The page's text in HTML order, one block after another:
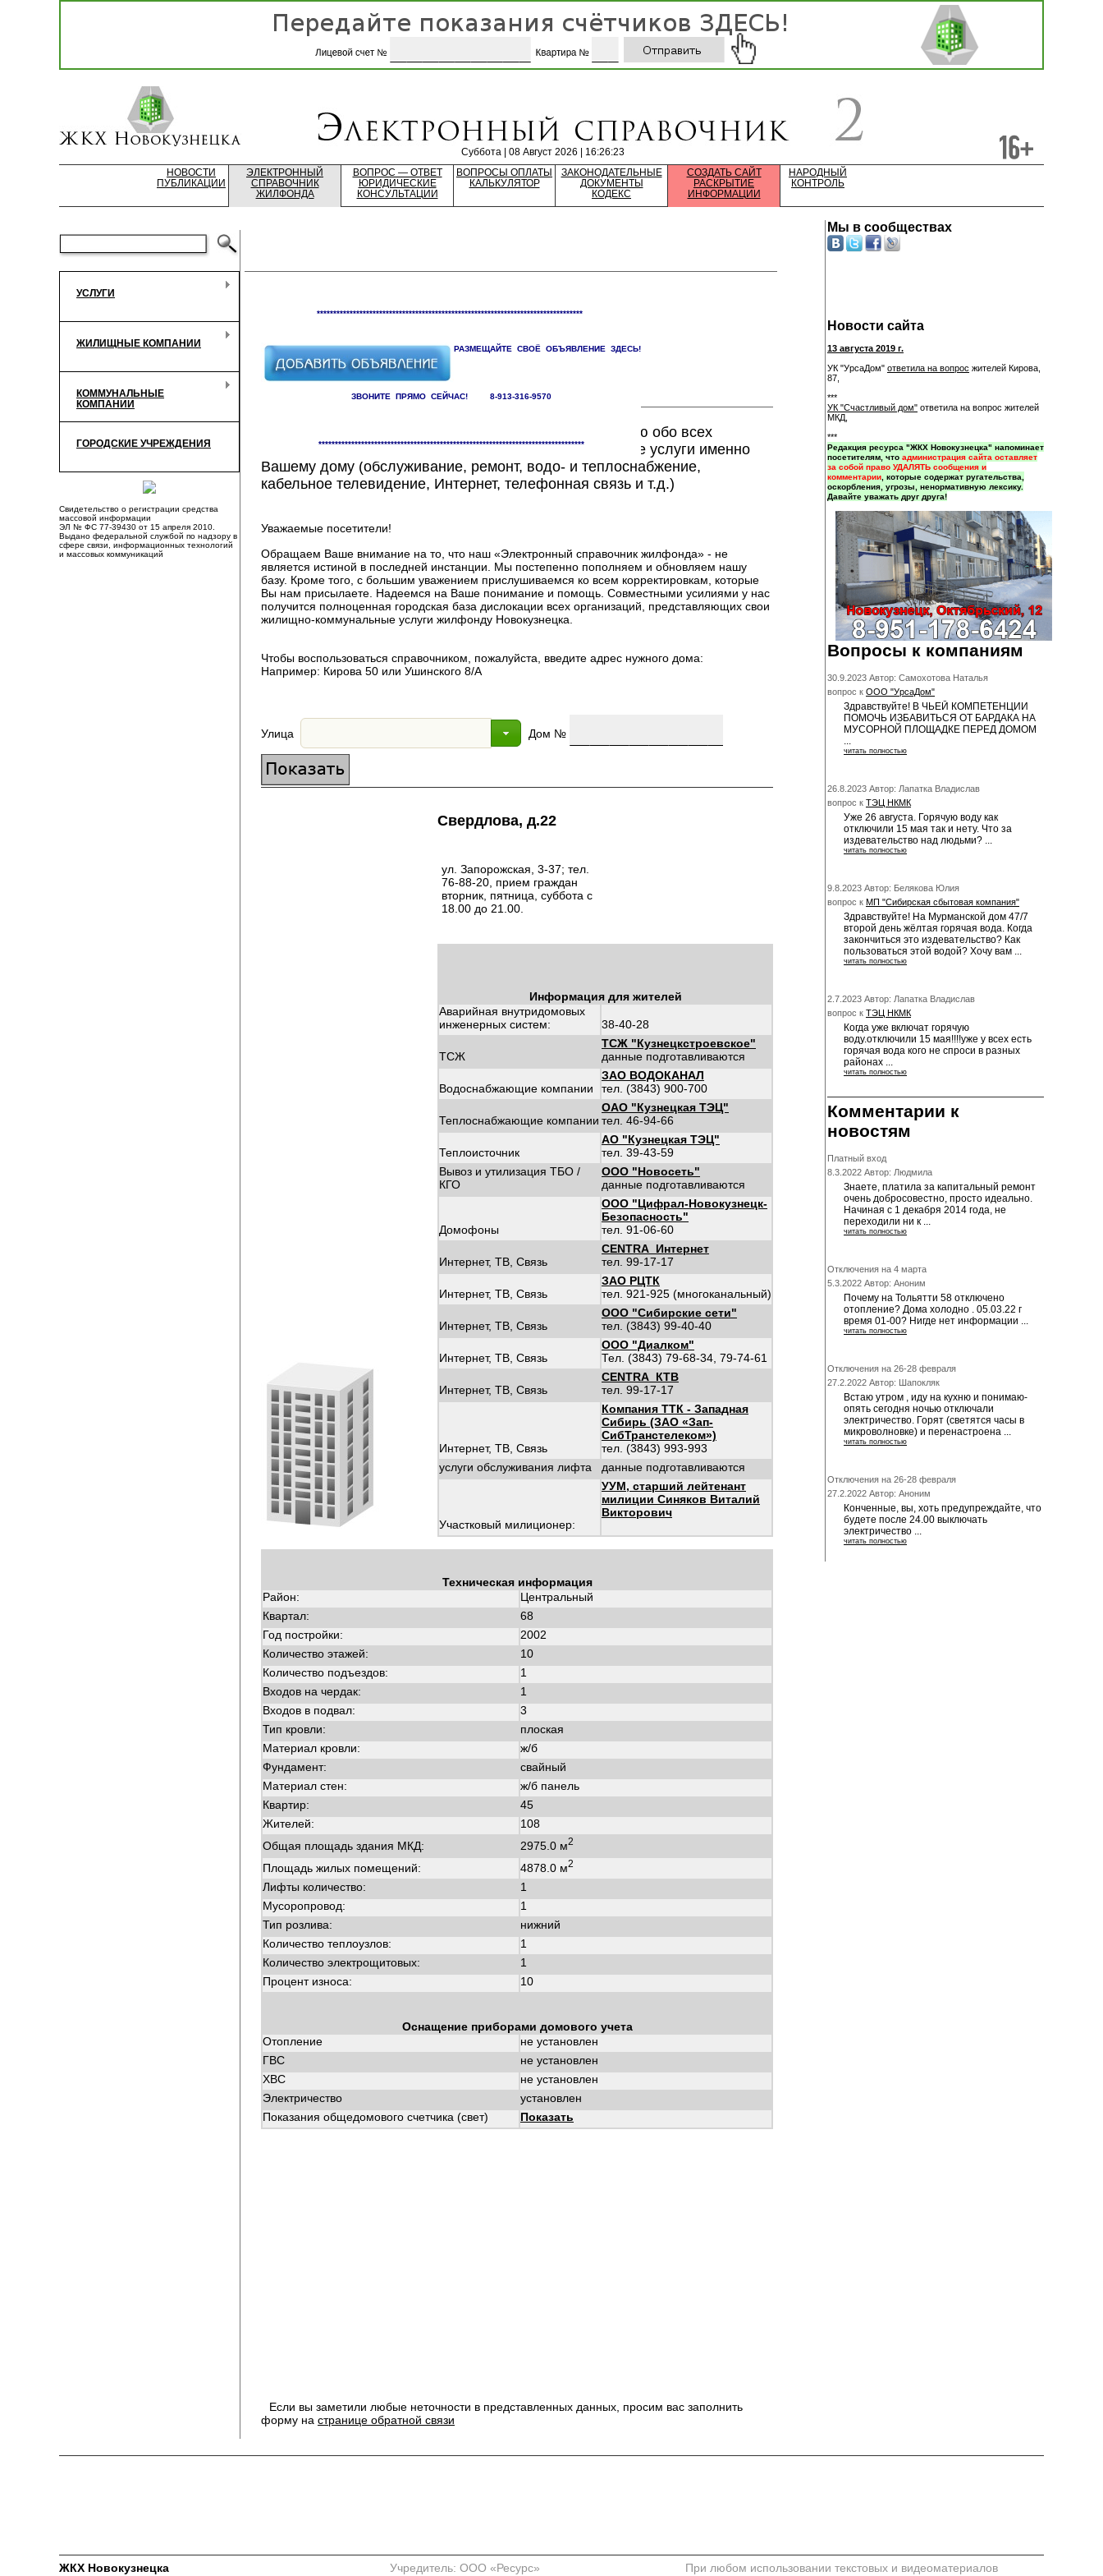
Суббота | 08 Август 2026 | 16:26:23
НОВОСТИ
ПУБЛИКАЦИИ
ЭЛЕКТРОННЫЙ
СПРАВОЧНИК
ЖИЛФОНДА
ВОПРОС — ОТВЕТ
ЮРИДИЧЕСКИЕ
КОНСУЛЬТАЦИИ
ВОПРОСЫ ОПЛАТЫ
КАЛЬКУЛЯТОР
ЗАКОНОДАТЕЛЬНЫЕ
ДОКУМЕНТЫ
КОДЕКС
СОЗДАТЬ САЙТ
РАСКРЫТИЕ
ИНФОРМАЦИИ
НАРОДНЫЙ
КОНТРОЛЬ
УСЛУГИ
ЖИЛИЩНЫЕ КОМПАНИИ
КОММУНАЛЬНЫЕ
КОМПАНИИ
ГОРОДСКИЕ УЧРЕЖДЕНИЯ
Свидетельство о регистрации средства
массовой информации
ЭЛ № ФС 77-39430 от 15 апреля 2010.
Выдано федеральной службой по надзору в
сфере связи, информационных технологий
и массовых коммуникаций
*********************************************************************************
РАЗМЕЩАЙТЕ СВОЁ ОБЪЯВЛЕНИЕ ЗДЕСЬ!
ЗВОНИТЕ ПРЯМО СЕЙЧАС! 8-913-316-9570
*********************************************************************************
Здесь Вы сможете найти исчерпывающую информацию обо всех
компаниях, предоставляющих жилищно-коммунальные услуги именно
Вашему дому (обслуживание, ремонт, водо- и теплоснабжение,
кабельное телевидение, Интернет, телефонная связь и т.д.)
Уважаемые посетители!
Обращаем Ваше внимание на то, что наш «Электронный справочник жилфонда» - не
является истиной в последней инстанции. Мы постепенно пополняем и обновляем нашу
базу. Кроме того, с большим уважением прислушиваемся ко всем корректировкам, которые
Вы нам присылаете. Надеемся на Ваше понимание и помощь. Совместными усилиями у нас
получится полноценная городская база дислокации всех организаций, представляющих свои
жилищно-коммунальные услуги жилфонду Новокузнецка.
Чтобы воспользоваться справочником, пожалуйста, введите адрес нужного дома:
Например: Кирова 50 или Ушинского 8/А
Улица Дом №
Свердлова, д.22
ул. Запорожская, 3-37; тел.
76-88-20, прием граждан
вторник, пятница, суббота с
18.00 до 21.00.
Информация для жителей
Аварийная внутридомовых
инженерных систем:
38-40-28
ТСЖ
ТСЖ "Кузнецкстроевское"
данные подготавливаются
Водоснабжающие компании
ЗАО ВОДОКАНАЛ
тел. (3843) 900-700
Теплоснабжающие компании
ОАО "Кузнецкая ТЭЦ"
тел. 46-94-66
Теплоисточник
АО "Кузнецкая ТЭЦ"
тел. 39-43-59
Вывоз и утилизация ТБО /
КГО
ООО "Новосеть"
данные подготавливаются
Домофоны
ООО "Цифрал-Новокузнецк-
Безопасность"
тел. 91-06-60
Интернет, ТВ, Связь
CENTRA_Интернет
тел. 99-17-17
Интернет, ТВ, Связь
ЗАО РЦТК
тел. 921-925 (многоканальный)
Интернет, ТВ, Связь
ООО "Сибирские сети"
тел. (3843) 99-40-40
Интернет, ТВ, Связь
ООО "Диалком"
Тел. (3843) 79-68-34, 79-74-61
Интернет, ТВ, Связь
CENTRA_КТВ
тел. 99-17-17
Интернет, ТВ, Связь
Компания ТТК - Западная
Сибирь (ЗАО «Зап-
СибТранстелеком»)
тел. (3843) 993-993
услуги обслуживания лифта
данные подготавливаются
Участковый милиционер:
УУМ, старший лейтенант
милиции Синяков Виталий
Викторович
Техническая информация
Район:
Центральный
Квартал:
68
Год постройки:
2002
Количество этажей:
10
Количество подъездов:
1
Входов на чердак:
1
Входов в подвал:
3
Тип кровли:
плоская
Материал кровли:
ж/б
Фундамент:
свайный
Материал стен:
ж/б панель
Квартир:
45
Жителей:
108
Общая площадь здания МКД:
2975.0 м2
Площадь жилых помещений: 4878.0 м2
Лифты количество:
1
Мусоропровод:
1
Тип розлива:
нижний
Количество теплоузлов:
1
Количество электрощитовых:
1
Процент износа:
10
Оснащение приборами домового учета
Отопление
не установлен
ГВС
не установлен
ХВС
не установлен
Электричество
установлен
Показания общедомового счетчика (свет)
Показать
Если вы заметили любые неточности в представленных данных, просим вас заполнить
форму на странице обратной связи
Мы в сообществах
Новости сайта
13 августа 2019 г.
УК "УрсаДом" ответила на вопрос жителей Кирова,
87,
***
УК "Счастливый дом" ответила на вопрос жителей
МКД,
***
Редакция ресурса "ЖКХ Новокузнецка" напоминает
посетителям, что администрация сайта оставляет
за собой право УДАЛЯТЬ сообщения и
комментарии , которые содержат ругательства,
оскорбления, угрозы, ненормативную лексику.
Давайте уважать друг друга!
Вопросы к компаниям
30.9.2023 Автор: Самохотова Наталья
вопрос к ООО "УрсаДом"
Здравствуйте! В ЧЬЕЙ КОМПЕТЕНЦИИ
ПОМОЧЬ ИЗБАВИТЬСЯ ОТ БАРДАКА НА
МУСОРНОЙ ПЛОЩАДКЕ ПЕРЕД ДОМОМ
...
читать полностью
26.8.2023 Автор: Лапатка Владислав
вопрос к ТЭЦ НКМК
Уже 26 августа. Горячую воду как
отключили 15 мая так и нету. Что за
издевательство над людьми? ...
читать полностью
9.8.2023 Автор: Белякова Юлия
вопрос к МП "Сибирская сбытовая компания"
Здравствуйте! На Мурманской дом 47/7
второй день жёлтая горячая вода. Когда
закончиться это издевательство? Как
пользоваться этой водой? Хочу вам ...
читать полностью
2.7.2023 Автор: Лапатка Владислав
вопрос к ТЭЦ НКМК
Когда уже включат горячую
воду.отключили 15 мая!!!!уже у всех есть
горячая вода кого не спроси в разных
районах ...
читать полностью
Комментарии к
новостям
Платный вход
8.3.2022 Автор: Людмила
Знаете, платила за капитальный ремонт
очень добросовестно, просто идеально.
Начиная с 1 декабря 2014 года, не
переходили ни к ...
читать полностью
Отключения на 4 марта
5.3.2022 Автор: Аноним
Почему на Тольятти 58 отключено
отопление? Дома холодно . 05.03.22 г
время 01-00? Нигде нет информации ...
читать полностью
Отключения на 26-28 февраля
27.2.2022 Автор: Шапокляк
Встаю утром , иду на кухню и понимаю-
опять сегодня ночью отключали
электричество. Горят (светятся часы в
микроволновке) и перенастроена ...
читать полностью
Отключения на 26-28 февраля
27.2.2022 Автор: Аноним
Конченные, вы, хоть предупреждайте, что
будете после 24.00 выключать
электричество ...
читать полностью
ЖКХ Новокузнецка
Учредитель: ООО «Ресурс»
При любом использовании текстовых и видеоматериалов